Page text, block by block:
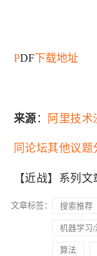
PDF下载地址
来源： 阿里技术
同论坛其他议题
【近战】系列
文章标签： 搜索推荐
机器学习
算法